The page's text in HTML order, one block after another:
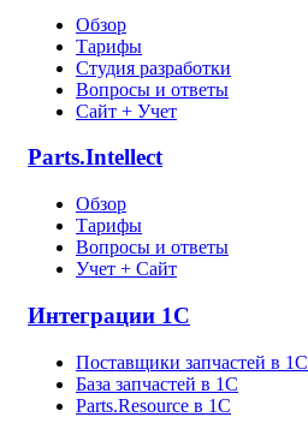
Обзор
Тарифы
Студия разработки
Вопросы и ответы
Сайт + Учет
Parts.Intellect
Обзор
Тарифы
Вопросы и ответы
Учет + Сайт
Интеграции 1С
Поставщики запчастей в 1C
База запчастей в 1С
Parts.Resource в 1C